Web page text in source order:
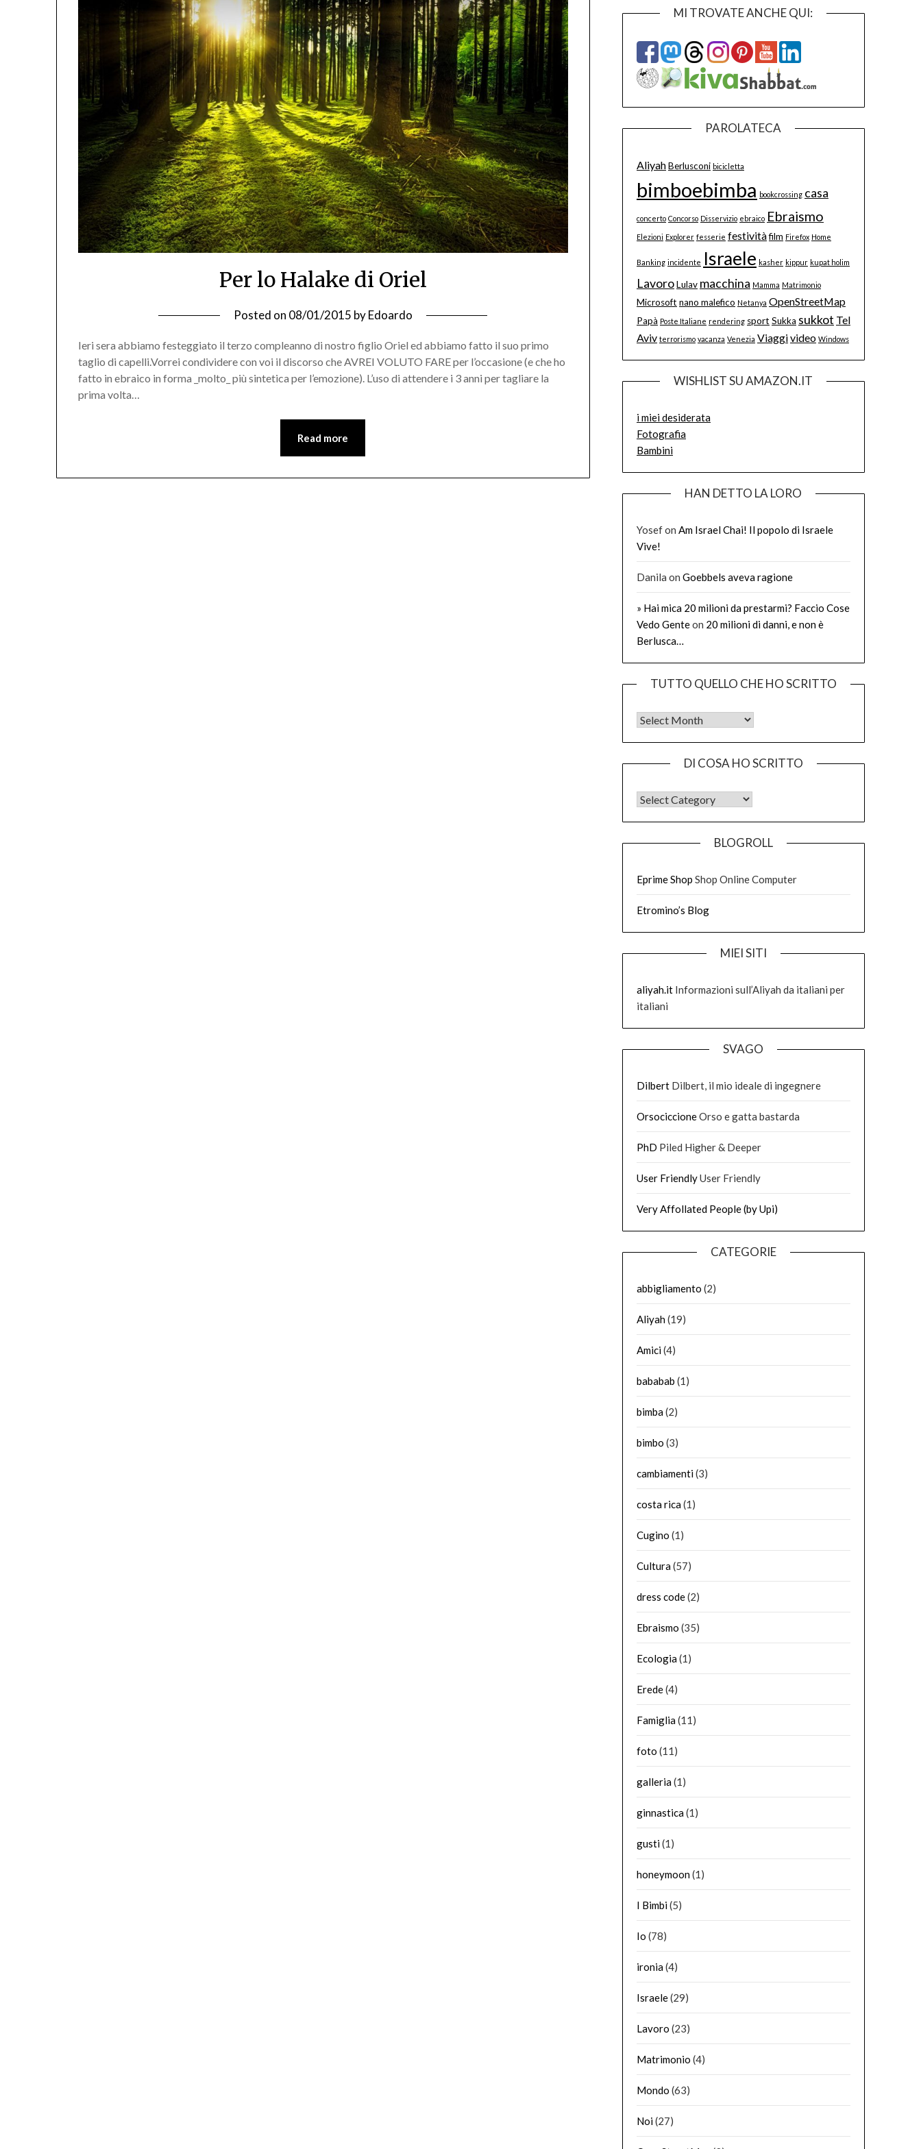
Per lo Halake di Oriel
Posted on 08/01/2015 byEdoardo
Ieri sera abbiamo festeggiato il terzo compleanno di nostro figlio Oriel ed abbiamo fatto il suo primo
taglio di capelli.Vorrei condividere con voi il discorso che AVREI VOLUTO FARE per l’occasione (e che ho
fatto in ebraico in forma _molto_ più sintetica per l’emozione). L’uso di attendere i 3 anni per tagliare la
prima volta…
Read more
MI TROVATE ANCHE QUI:
PAROLATECA
AliyahBerlusconi bicicletta
bimboebimba bookcrossing casa
concerto Concorso Disservizio ebraico Ebraismo
Elezioni Explorer fesserie festivitàfilm Firefox Home
Banking incidente Israele kasher kippur kupat holim
LavoroLulav macchina Mamma Matrimonio
Microsoft nano malefico Netanya OpenStreetMap
Papà Poste Italiane rendering sport Sukka sukkot Tel
Aviv terrorismo vacanza Venezia Viaggivideo Windows
WISHLIST SU AMAZON.IT
i miei desiderata
Fotografia
Bambini
HAN DETTO LA LORO
Yosefon Am Israel Chai! Il popolo di Israele
Vive!
Danila on Goebbels aveva ragione
» Hai mica 20 milioni da prestarmi? Faccio Cose
Vedo Genteon 20 milioni di danni, e non è
Berlusca…
TUTTO QUELLO CHE HO SCRITTO
Tutto quello che ho scritto
DI COSA HO SCRITTO
DI COSA HO SCRITTO
BLOGROLL
Eprime Shop Shop Online Computer
Etromino’s Blog
MIEI SITI
aliyah.itInformazioni sull’Aliyah da italiani per
italiani
SVAGO
DilbertDilbert, il mio ideale di ingegnere
OrsociccioneOrso e gatta bastarda
PhD Piled Higher & Deeper
User FriendlyUser Friendly
Very Affollated People (by Upi)
CATEGORIE
abbigliamento (2)
Aliyah(19)
Amici(4)
bababab (1)
bimba(2)
bimbo (3)
cambiamenti(3)
costa rica(1)
Cugino (1)
Cultura(57)
dress code(2)
Ebraismo (35)
Ecologia(1)
Erede(4)
Famiglia(11)
foto (11)
galleria(1)
ginnastica(1)
gusti(1)
honeymoon(1)
I Bimbi(5)
Io (78)
ironia(4)
Israele(29)
Lavoro (23)
Matrimonio (4)
Mondo (63)
Noi(27)